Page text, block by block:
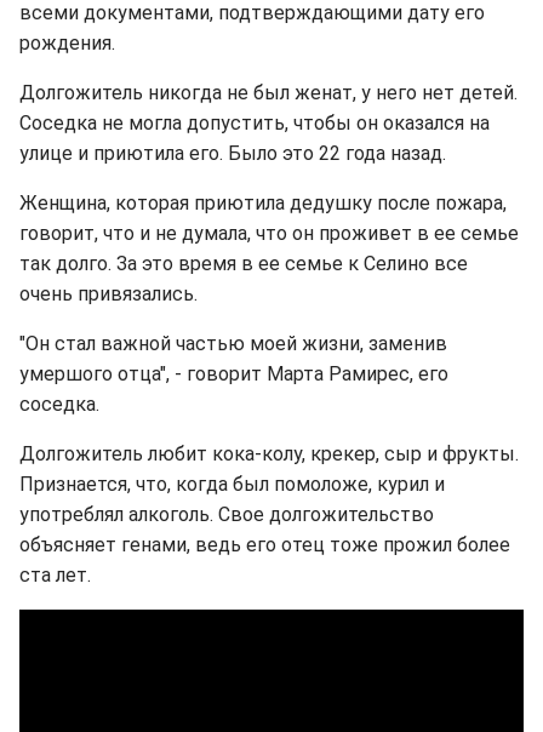
всеми документами, подтверждающими дату его
рождения.
Долгожитель никогда не был женат, у него нет детей.
Соседка не могла допустить, чтобы он оказался на
улице и приютила его. Было это 22 года назад.
Женщина, которая приютила дедушку после пожара,
говорит, что и не думала, что он проживет в ее семье
так долго. За это время в ее семье к Селино все
очень привязались.
"Он стал важной частью моей жизни, заменив
умершого отца", - говорит Марта Рамирес, его
соседка.
Долгожитель любит кока-колу, крекер, сыр и фрукты.
Признается, что, когда был помоложе, курил и
употреблял алкоголь. Свое долгожительство
объясняет генами, ведь его отец тоже прожил более
ста лет.